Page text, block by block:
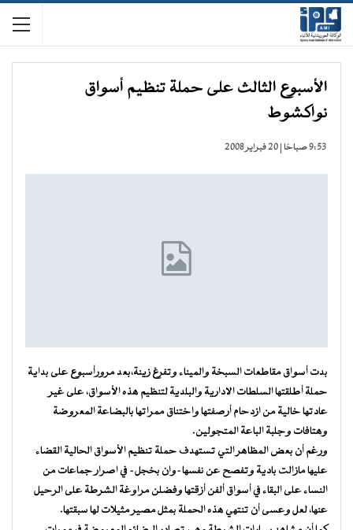
الأسبوع الثالث على حملة تنظيم أسواق
نواكشوط
9:53 صباحًا | 20 فبراير 2008
بدت أسواق مقاطعات السبخة والميناء وتفرغ زينة،بعد مرورأسبوع على بداية
حملة أطلقتها السلطات الادارية والبلدية لتنظيم هذه الأسواق، على غير
عادتها خالية من ازدحام أرصفتها واختناق ممراتها بالبضاعة المعروضة
وهتافات وجلبة الباعة المتجولين.
ورغم أن بعض المظاهر التي تستهدف حملة تنظيم الأسواق الحالية القضاء
عليها مازالت بادية وتفصح عن نفسها-وان بخجل- في اصرار جماعات من
النساء على البقاء في أسواق ألفن أزقتها وفضلن مراوغة الشرطة على الرحيل
عنها، لعل وعسى أن تنتهي هذه الحملة بمثل مصير مثيلات لها سبقتها.